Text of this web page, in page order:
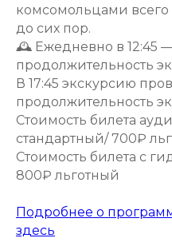
комсомольцами всего
до сих пор.
🕰️ Ежедневно в 12:45
продолжительность
В 17:45 экскурсию
продолжительность
Стоимость билета
стандартный/ 700₽
Стоимость билета с
800₽ льготный
Подробнее о
здесь